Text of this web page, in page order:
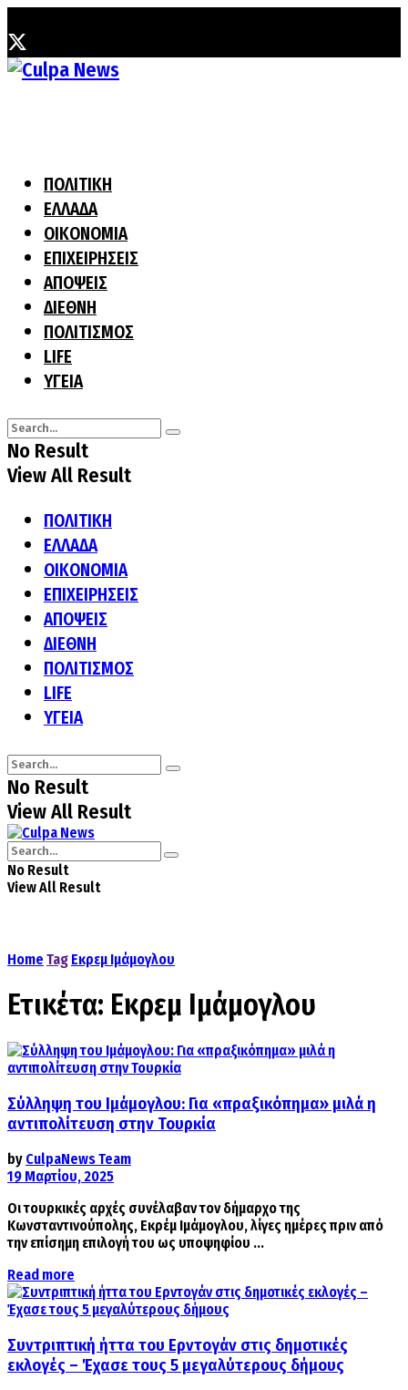
ΠΟΛΙΤΙΚΗ
ΕΛΛΑΔΑ
ΟΙΚΟΝΟΜΙΑ
ΕΠΙΧΕΙΡΗΣΕΙΣ
ΑΠΟΨΕΙΣ
ΔΙΕΘΝΗ
ΠΟΛΙΤΙΣΜΟΣ
LIFE
ΥΓΕΙΑ
No Result
View All Result
ΠΟΛΙΤΙΚΗ
ΕΛΛΑΔΑ
ΟΙΚΟΝΟΜΙΑ
ΕΠΙΧΕΙΡΗΣΕΙΣ
ΑΠΟΨΕΙΣ
ΔΙΕΘΝΗ
ΠΟΛΙΤΙΣΜΟΣ
LIFE
ΥΓΕΙΑ
No Result
View All Result
No Result
View All Result
Home Tag Εκρεμ Ιμάμογλου
Ετικέτα: Εκρεμ Ιμάμογλου
Σύλληψη του Ιμάμογλου: Για «πραξικόπημα» μιλά η
αντιπολίτευση στην Τουρκία
by CulpaNews Team
19 Μαρτίου, 2025
Οι τουρκικές αρχές συνέλαβαν τον δήμαρχο της
Κωνσταντινούπολης, Εκρέμ Ιμάμογλου, λίγες ημέρες πριν από
την επίσημη επιλογή του ως υποψηφίου ...
Read more
Συντριπτική ήττα του Ερντογάν στις δημοτικές
εκλογές – Έχασε τους 5 μεγαλύτερους δήμους